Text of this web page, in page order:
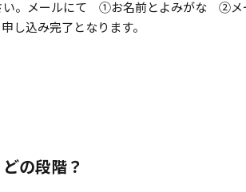
い。メールにて ①お名前とよみがな ②
し込み完了となります。
の段階？